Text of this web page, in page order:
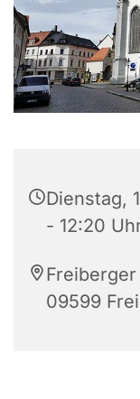
Dienstag,
- 12:20
09599